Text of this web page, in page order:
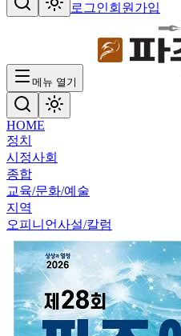
로그인회원가입
메뉴 열기
HOME
정치
시정사회
종합
교육/문화/예술
지역
오피니언사설/칼럼